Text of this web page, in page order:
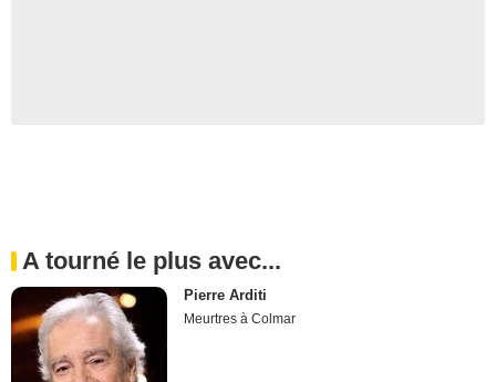
A tourné le plus avec...
Pierre Arditi
Meurtres à Colmar